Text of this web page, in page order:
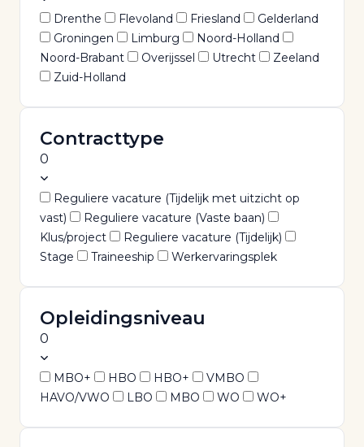
Drenthe Flevoland Friesland
Gelderland
Groningen
Limburg
Noord-Holland
Noord-Brabant
Overijssel Utrecht
Zeeland
Zuid-Holland
Contracttype
0
Reguliere vacature (Tijdelijk met uitzicht op
vast)
Reguliere vacature (Vaste baan)
Klus/project
Reguliere vacature (Tijdelijk)
Stage
Traineeship Werkervaringsplek
Opleidingsniveau
0
MBO+ HBO HBO+
VMBO
HAVO/VWO
LBO MBO WO WO+